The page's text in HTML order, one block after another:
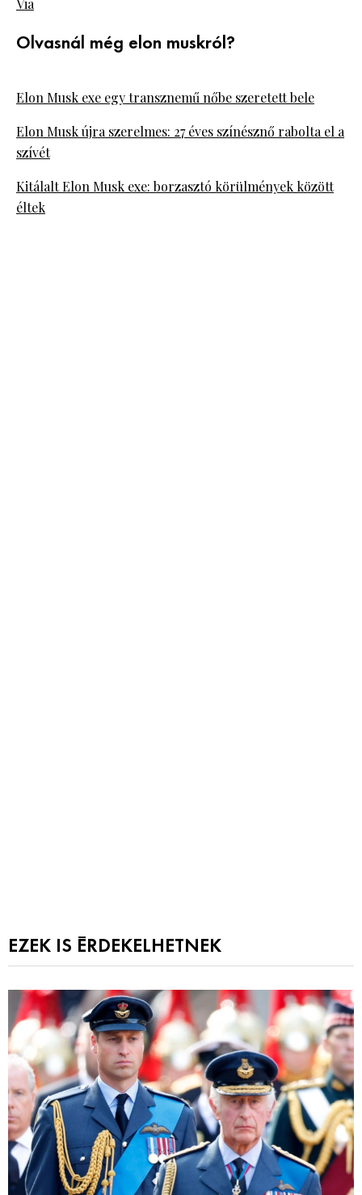
Via
Olvasnál még elon muskról?
Elon Musk exe egy transznemű nőbe szeretett bele
Elon Musk újra szerelmes: 27 éves színésznő rabolta el a
szívét
Kitálalt Elon Musk exe: borzasztó körülmények között
éltek
EZEK IS ÉRDEKELHETNEK